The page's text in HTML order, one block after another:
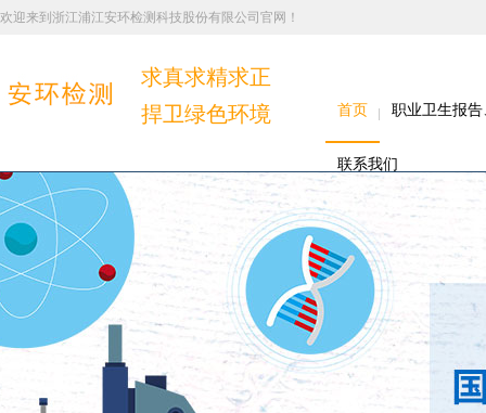
欢迎来到浙江浦江安环检测科技股份有限公司官网！
求真求精求正
捍卫绿色环境
首页 职业卫生报
联系我们